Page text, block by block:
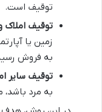
توقیف است.
توقیف املاک
زمین یا
به فروش
توقیف سایر
به مرد باشد،